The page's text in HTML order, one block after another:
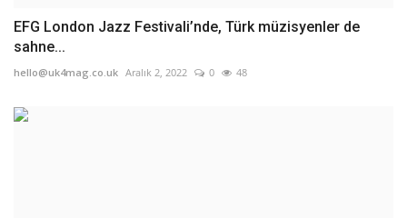
EFG London Jazz Festivali’nde, Türk müzisyenler de
sahne...
hello@uk4mag.co.uk Aralık 2, 2022 0 48